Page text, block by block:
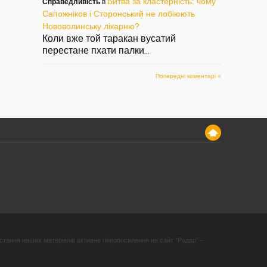
Справедливість в
Сапожніков і Сторонський не лобіюють
Нововолинську лікарню?
Коли вже той таракан вусатий
перестане пхати палки
Попередні коментарі »
наших матеріалів активне гіперпосилання на сайт “Радар” –